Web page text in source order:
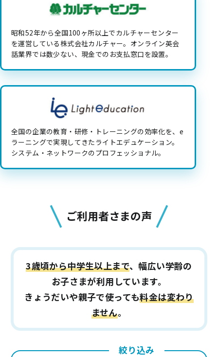
昭和52年から全国100ヶ所以上でカルチャーセンター
を運営している株式会社カルチャー。オンライン英会
話業界では数少ない、現金でのお支払窓口を設置。
全国の企業の教育・研修・トレーニングの効率化を、e
ラーニングで実現してきたライトエデュケーション。
システム・ネットワークのプロフェッショナル。
ご利用者さまの声
3歳頃から中学生以上まで、幅広い学齢の
お子さまが利用しています。
きょうだいや親子で使っても料金は変わり
ません。